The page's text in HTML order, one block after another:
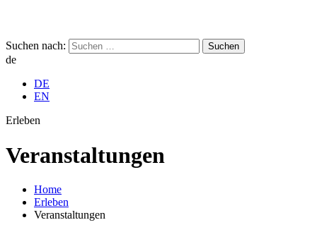
Suchen nach:
de
DE
EN
Erleben
Veran­staltungen
Home
Erleben
Veranstaltungen